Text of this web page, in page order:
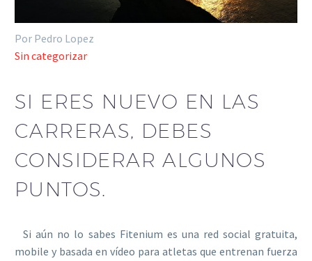
Por Pedro Lopez
Sin categorizar
SI ERES NUEVO EN LAS
CARRERAS, DEBES
CONSIDERAR ALGUNOS
PUNTOS.
Si aún no lo sabes Fitenium es una red social gratuita,
mobile y basada en vídeo para atletas que entrenan fuerza